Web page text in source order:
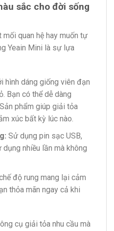
sắc cho đời sống
quan hệ hay muốn tự
Yeain Mini là sự lựa
hình dáng giống viên đạn
Bạn có thể dễ dàng
phẩm giúp giải tỏa
xúc bất kỳ lúc nào.
Sử dụng pin sạc USB,
nhiều lần mà không
độ rung mang lại cảm
thỏa mãn ngay cả khi
cụ giải tỏa nhu cầu mà